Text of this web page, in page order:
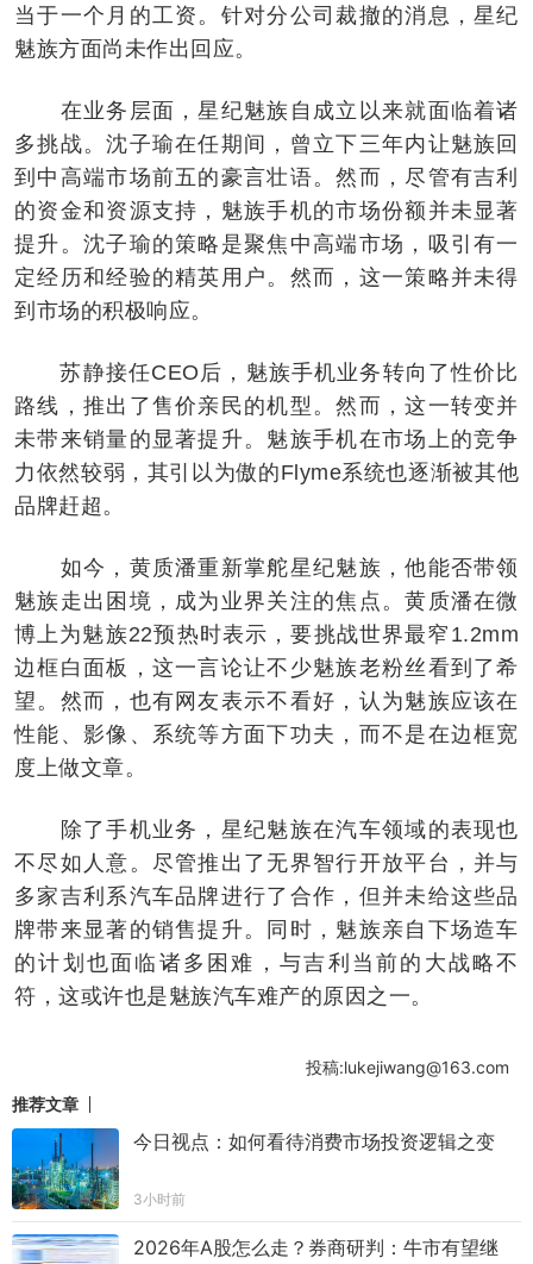
当于一个月的工资。针对分公司裁撤的消息，星纪
魅族方面尚未作出回应。
在业务层面，星纪魅族自成立以来就面临着诸
多挑战。沈子瑜在任期间，曾立下三年内让魅族回
到中高端市场前五的豪言壮语。然而，尽管有吉利
的资金和资源支持，魅族手机的市场份额并未显著
提升。沈子瑜的策略是聚焦中高端市场，吸引有一
定经历和经验的精英用户。然而，这一策略并未得
到市场的积极响应。
苏静接任CEO后，魅族手机业务转向了性价比
路线，推出了售价亲民的机型。然而，这一转变并
未带来销量的显著提升。魅族手机在市场上的竞争
力依然较弱，其引以为傲的Flyme系统也逐渐被其他
品牌赶超。
如今，黄质潘重新掌舵星纪魅族，他能否带领
魅族走出困境，成为业界关注的焦点。黄质潘在微
博上为魅族22预热时表示，要挑战世界最窄1.2mm
边框白面板，这一言论让不少魅族老粉丝看到了希
望。然而，也有网友表示不看好，认为魅族应该在
性能、影像、系统等方面下功夫，而不是在边框宽
度上做文章。
除了手机业务，星纪魅族在汽车领域的表现也
不尽如人意。尽管推出了无界智行开放平台，并与
多家吉利系汽车品牌进行了合作，但并未给这些品
牌带来显著的销售提升。同时，魅族亲自下场造车
的计划也面临诸多困难，与吉利当前的大战略不
符，这或许也是魅族汽车难产的原因之一。
投稿:lukejiwang@163.com
推荐文章
今日视点：如何看待消费市场投资逻辑之变
3小时前
2026年A股怎么走？券商研判：牛市有望继